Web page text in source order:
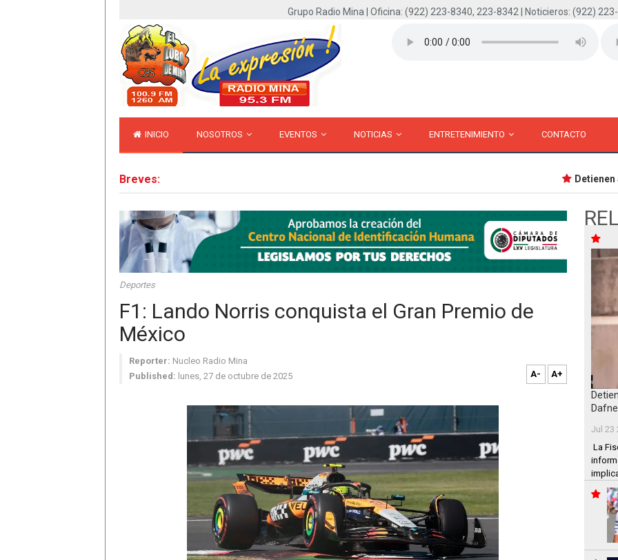
Grupo Radio Mina | Oficina: (922) 223-8340, 223-8342 | Noticieros: (922)
INICIO NOSOTROS EVENTOS NOTICIAS ENTRETENIMIENTO CONTACTO
Breves: Detienen a
Deportes
F1: Lando Norris conquista el Gran Premio de
México
Reporter: Nucleo Radio Mina
Published: lunes, 27 de octubre de 2025 A- A+
Jul 23
La